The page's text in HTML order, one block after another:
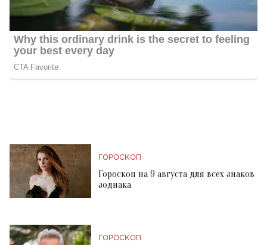
ГОРОСКОП
Гороскоп на 9 августа для всех знаков
зодиака
ГОРОСКОП